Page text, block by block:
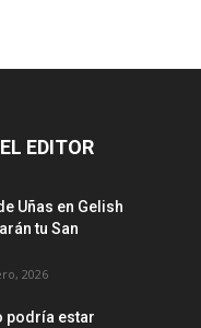
EDITOR
Uñas en Gelish
tu San
2026
podría estar